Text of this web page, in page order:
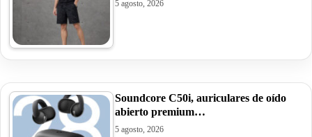
5 agosto, 2026
Soundcore C50i, auriculares de oído
abierto premium…
5 agosto, 2026